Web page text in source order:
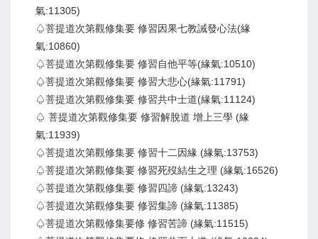
氣:11305)
♤菩提道次第觀修集要 修習因果七教誡發心法(緣
氣:10860)
♤菩提道次第觀修集要 修習自他平等(緣氣:10510)
♤菩提道次第觀修集要 修習大悲心(緣氣:11791)
♤菩提道次第觀修集要 修習共中士道(緣氣:11124)
♤ 菩提道次第觀修集要 修習解脫道 增上三學 (緣
氣:11939)
♤菩提道次第觀修集要 修習十二因緣 (緣氣:13753)
♤菩提道次第觀修集要 修習死歿結生之理 (緣氣:16526)
♤菩提道次第觀修集要 修習四諦 (緣氣:13243)
♤菩提道次第觀修集要 修習集諦 (緣氣:11385)
♤菩提道次第觀修集要修 修習苦諦 (緣氣:11515)